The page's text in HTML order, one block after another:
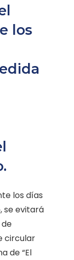
los
los días
se evitará
circular
de “El